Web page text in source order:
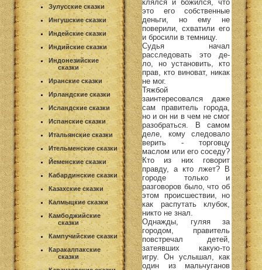
Зулусские сказки
Ингушские сказки
Индейские сказки
Индийские сказки
Индонезийские
сказки
Иранские сказки
Ирландские сказки
Исландские сказки
Испанские сказки
Итальянские сказки
Ительменские сказки
Йеменские сказки
Кабардинские сказки
Казахские сказки
Калмыцкие сказки
Камбоджийские
сказки
Кампучийские сказки
Каракалпакские
сказки
клялся и божился, что
это его собственные
деньги, но ему не
поверили, схватили его
и бросили в темницу.
Судья начал
расследовать это де-
ло, но установить, кто
прав, кто виноват, никак
не мог.
Тяжбой
заинтересовался даже
сам правитель города,
но и он ни в чем не смог
разобраться. В самом
деле, кому следовало
верить - торговцу
маслом или его соседу?
Кто из них говорит
правду, а кто лжет? В
городе только и
разговоров было, что об
этом происшествии, но
как распутать клубок,
никто не знал.
Однажды, гуляя за
городом, правитель
повстречал детей,
затеявших какую-то
игру. Он услышал, как
один из мальчуганов